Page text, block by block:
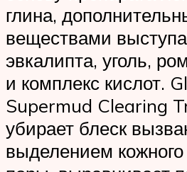
глина,
веществами
эвкалипта, уголь,
и комплекс кислот.
Supermud Clearing
убирает блеск
выделением